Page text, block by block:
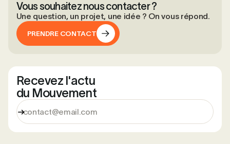
Vous souhaitez nous contacter ?
Une question, un projet, une idée ? On vous répond.
PRENDRE CONTACT
Recevez l'actu
du Mouvement